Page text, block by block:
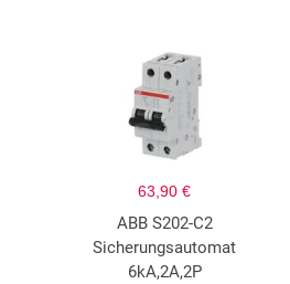
63,90 €
ABB S202-C2
Sicherungsautomat
6kA,2A,2P